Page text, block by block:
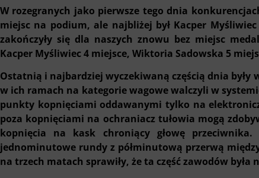
W rozegranych jako pierwsze tego dnia
miejsc na podium, ale najbliżej był Kacper
zakończyły się dla naszych znowu bez miejsc
Kacper Myśliwiec 4 miejsce, Wiktoria Sadowska 5
Ostatnią i najbardziej wyczekiwaną częścią dnia
w ich ramach na kategorie wagowe walczyli w
punkty kopnięciami oddawanymi tylko na
poza kopnięciami na ochraniacz tułowia mogą
kopnięcia na kask chroniący głowę
jednominutowe rundy z półminutową przerwą
na trzech matach sprawiły, że ta część zawodów